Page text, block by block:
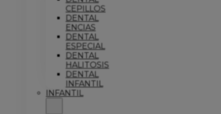
CEPILLOS
DENTAL
ENCIAS
DENTAL
ESPECIAL
DENTAL
HALITOSIS
DENTAL
INFANTIL
INFANTIL